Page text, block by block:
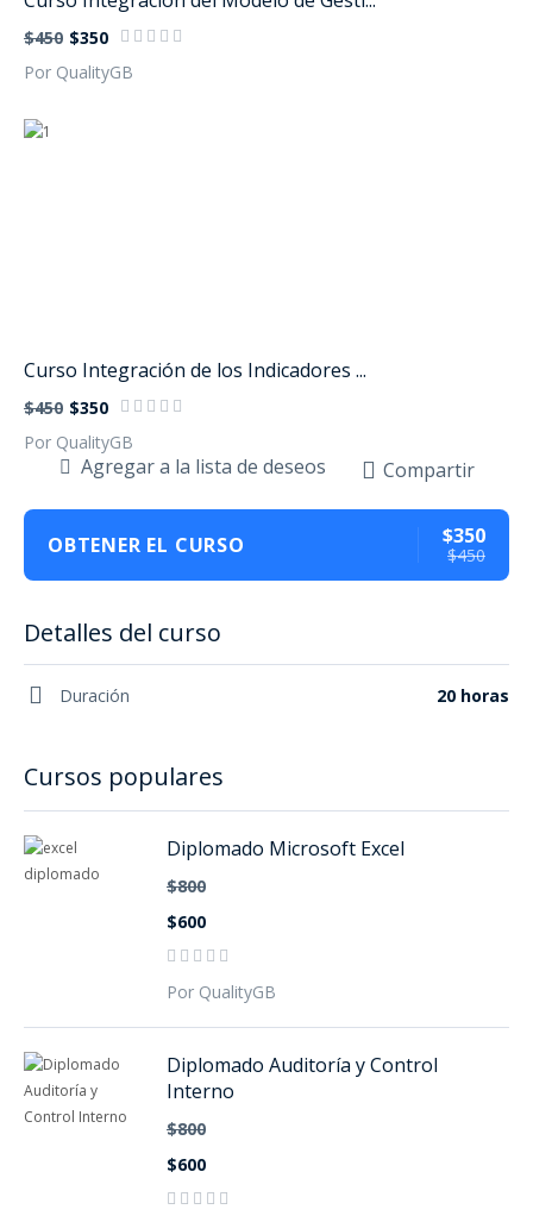
$450 $350
Por QualityGB
Curso Integración de los Indicadores ...
$450 $350
Por QualityGB
Agregar a la lista de deseos Compartir
OBTENER EL CURSO $350
$450
Detalles del curso
Duración 20 horas
Cursos populares
Diplomado Microsoft Excel
$800
$600
Por QualityGB
Diplomado Auditoría y Control
Interno
$800
$600